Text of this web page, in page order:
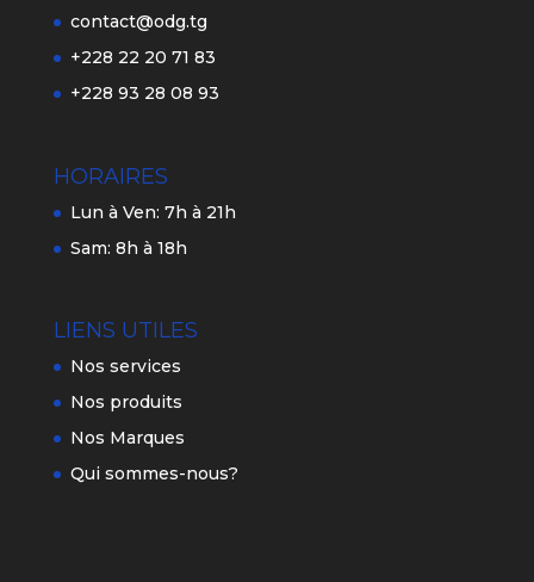
contact@odg.tg
+228 22 20 71 83
+228 93 28 08 93
HORAIRES
Lun à Ven: 7h à 21h
Sam: 8h à 18h
LIENS UTILES
Nos services
Nos produits
Nos Marques
Qui sommes-nous?